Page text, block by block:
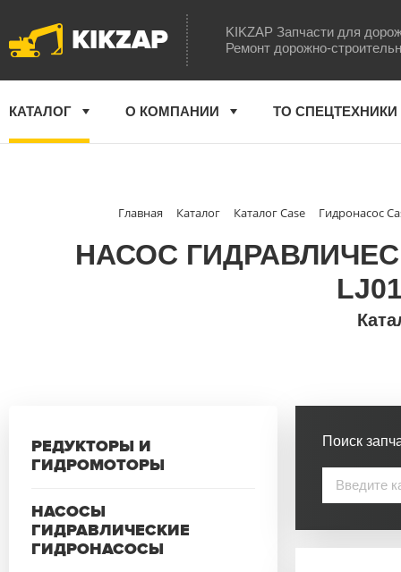
KIKZAP
KIKZAP Запчасти для
Ремонт дорожно-
КАТАЛОГ О КОМПАНИИ ТО СПЕЦТЕХНИКИ
Главная Каталог Каталог Case Гидронасос
НАСОС
РЕДУКТОРЫ И
ГИДРОМОТОРЫ
НАСОСЫ
ГИДРАВЛИЧЕСКИЕ
ГИДРОНАСОСЫ
Поиск